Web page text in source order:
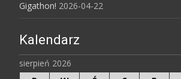
Gigathon! 2026-04-22
Kalendarz
sierpień 2026